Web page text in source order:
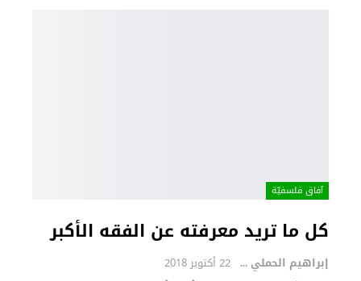
آفاق فلسفيّة‎
كل ما تريد معرفته عن الفقه الأكبر
إبراهيم الحملي 22 أكتوبر 2018